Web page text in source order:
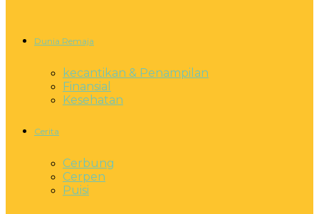
Dunia Remaja
kecantikan & Penampilan
Finansial
Kesehatan
Cerita
Cerbung
Cerpen
Puisi